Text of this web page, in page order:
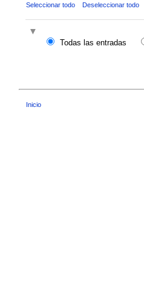
Seleccionar todo Deseleccionar todo
Todas las entradas
Inicio